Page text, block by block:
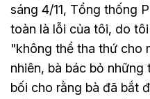
sáng 4/11, Tổng thống
toàn là lỗi của tôi, do
"không thể tha thứ cho
nhiên, bà bác bỏ
bối cho rằng bà đã bắt